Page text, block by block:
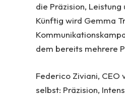
die Präzision,
Künftig wird Gemma
dem bereits mehrere
Federico Ziviani,
selbst: Präzision,